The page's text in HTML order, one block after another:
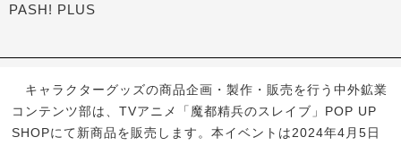
PASH! PLUS
キャラクターグッズの商品企画・製作・販売を行う中外鉱業
コンテンツ部は、TVアニメ「魔都精兵のスレイブ」POP UP
SHOPにて新商品を販売します。本イベントは2024年4月5日